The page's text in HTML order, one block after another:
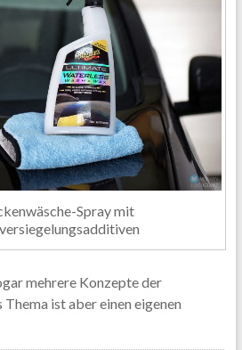
Spray mit
mehrere Konzepte der
Thema ist aber einen eigenen